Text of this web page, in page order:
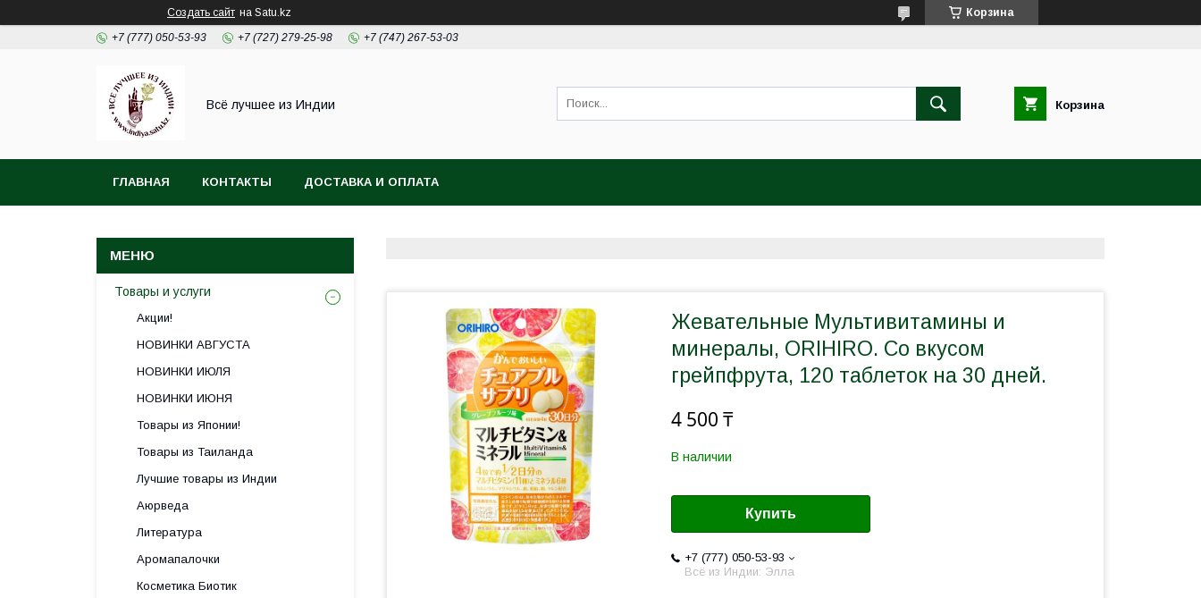
Создать сайт на Satu.kz Корзина
+7 (777) 050-53-93 +7 (727) 279-25-98 +7 (747) 267-53-03
Всё лучшее из Индии Корзина
ГЛАВНАЯ КОНТАКТЫ ДОСТАВКА И ОПЛАТА
Жевательные Мультивитамины и
минералы, ORIHIRO. Со вкусом
грейпфрута, 120 таблеток на 30 дней.
4 500 ₸
В наличии
Купить
+7 (777) 050-53-93
Всё из Индии: Элла
Товары и услуги
Акции!
НОВИНКИ АВГУСТА
НОВИНКИ ИЮЛЯ
НОВИНКИ ИЮНЯ
Товары из Японии!
Товары из Таиланда
Лучшие товары из Индии
Аюрведа
Литература
Аромапалочки
Косметика Биотик